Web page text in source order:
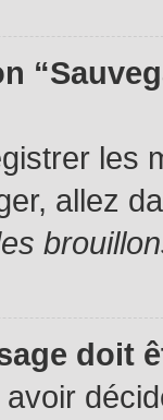
allez
doit
avoir